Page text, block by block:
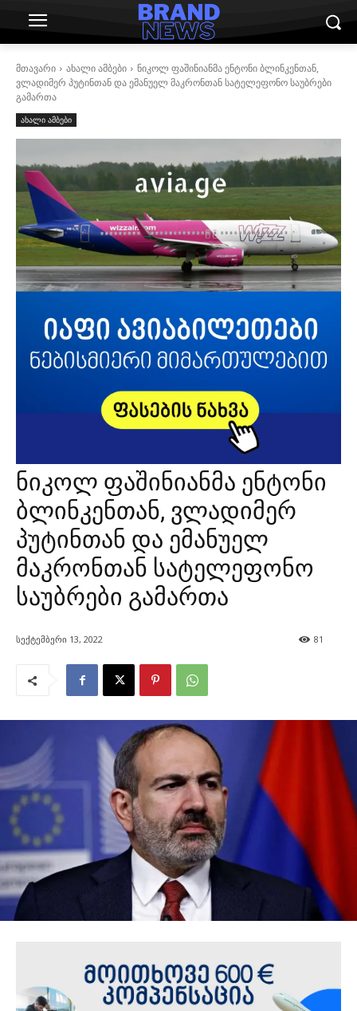
მთავარი ახალი ამბები
ნიკოლ ფაშინიანმა ენტონი ბლინკენთან,
ვლადიმერ პუტინთან და ემანუელ მაკრონთან სატელეფონო საუბრები
გამართა
ახალი ამბები
ნიკოლ ფაშინიანმა ენტონი
ბლინკენთან, ვლადიმერ
პუტინთან და ემანუელ
მაკრონთან სატელეფონო
საუბრები გამართა
სექტემბერი 13, 2022 81